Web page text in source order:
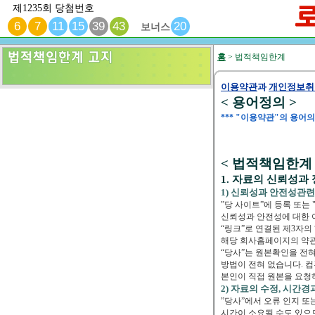
제1235회 당첨번호
6 7 11 15 39 43 보너스 20
홈 > 법적책임한계
이용약관과개인정보
< 용어정의 >
*** "이용약관"의 용어
< 법적책임한
1. 자료의 신뢰성과
1) 신뢰성과 안전성관
”당 사이트”에 등록 또
신뢰성과 안전성에 대한
“링크”로 연결된 제3자
해당 회사홈페이지의 약
“당사”는 원본확인을 전
방법이 전혀 없습니다.
본인이 직접 원본을 요
2) 자료의 수정, 시간경
”당사”에서 오류 인지
시간이 소요될 수도 있